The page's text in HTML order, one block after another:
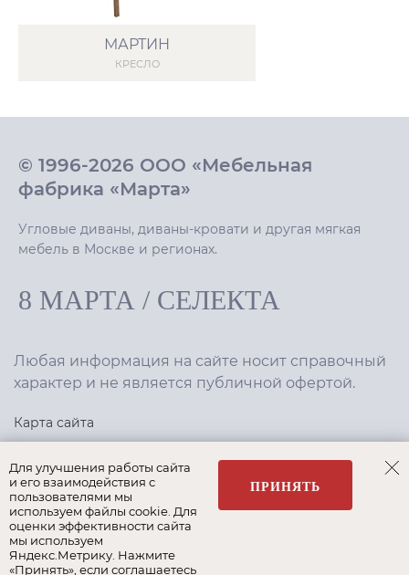
МАРТИН
КРЕСЛО
© 1996-2026 ООО «Мебельная
фабрика «Марта»
Угловые диваны, диваны-кровати и другая мягкая
мебель в Москве и регионах.
8 МАРТА / СЕЛЕКТА
Любая информация на сайте носит справочный
характер и не является публичной офертой.
Карта сайта
Политика конфиденциальности
Создание сайта,интернет-маркетинг
Для улучшения работы сайта
и его взаимодействия с
пользователями мы
используем файлы cookie. Для
оценки эффективности сайта
мы используем
Яндекс.Метрику. Нажмите
«Принять», если соглашаетесь
ПРИНЯТЬ